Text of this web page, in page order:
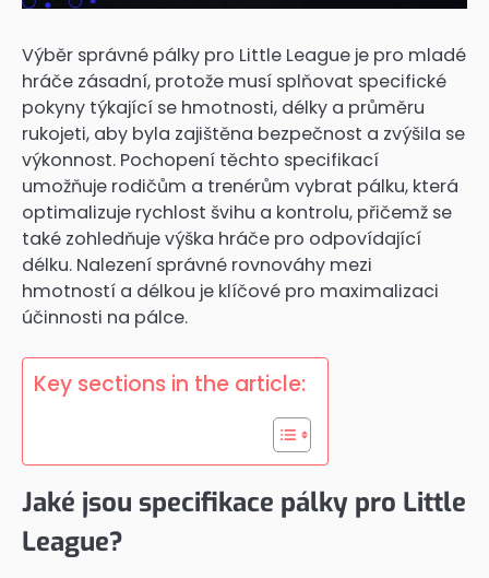
Výběr správné pálky pro Little League je pro mladé
hráče zásadní, protože musí splňovat specifické
pokyny týkající se hmotnosti, délky a průměru
rukojeti, aby byla zajištěna bezpečnost a zvýšila se
výkonnost. Pochopení těchto specifikací
umožňuje rodičům a trenérům vybrat pálku, která
optimalizuje rychlost švihu a kontrolu, přičemž se
také zohledňuje výška hráče pro odpovídající
délku. Nalezení správné rovnováhy mezi
hmotností a délkou je klíčové pro maximalizaci
účinnosti na pálce.
Key sections in the article:
Jaké jsou specifikace pálky pro Little
League?